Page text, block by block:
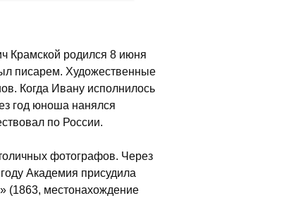
Крамской родился 8 июня
писарем. Художественные
Когда Ивану исполнилось
год юноша нанялся
по России.
фотографов. Через
Академия присудила
(1863, местонахождение